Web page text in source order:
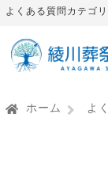
よくある質問カテゴ
ホーム よ